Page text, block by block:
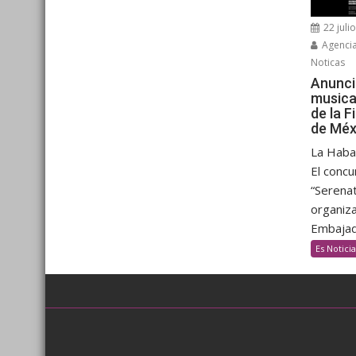
22
Noticas
de la
de
La
El
Es Noticia